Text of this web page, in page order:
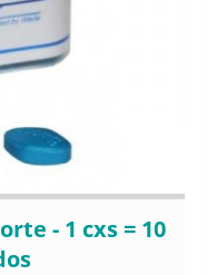
- 1 cxs = 10